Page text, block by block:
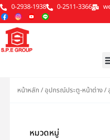
Skip
to
content
0-2938-1938 0-2511-3366
หน้าหลัก /อุปกรณ์ประตู-หน้าต่าง/
หมวดหมู่